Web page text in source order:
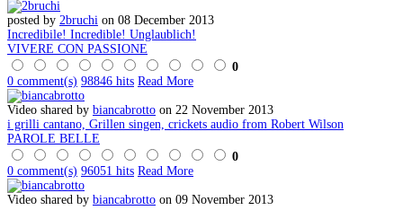
posted by 2bruchi on 08 December 2013
Incredibile! Incredible! Unglaublich!
VIVERE CON PASSIONE
0
0 comment(s) 98846 hits Read More
Video shared by biancabrotto on 22 November 2013
i grilli cantano, Grillen singen, crickets audio from Robert Wilson
PAROLE BELLE
0
0 comment(s) 96051 hits Read More
Video shared by biancabrotto on 09 November 2013